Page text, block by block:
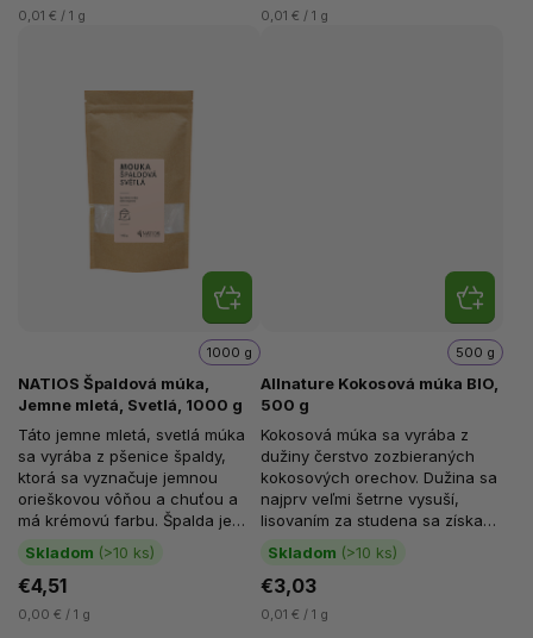
0,01 € / 1 g 0,01 € / 1 g
NATIOS Špaldová múka,
Jemne mletá, Svetlá, 1000 g
Skladom (>10 ks)
1000 g
€4,51
0,00 € / 1 g
Táto jemne mletá, svetlá múka
sa vyrába z pšenice špaldy,
ktorá sa vyznačuje jemnou
orieškovou vôňou a chuťou a
má krémovú farbu. Špalda je
jedným z najstarších obilnín,
ktoré...
Allnature Kokosová múka BIO,
500 g
Skladom (>10 ks)
500 g
€3,03
0,01 € / 1 g
Kokosová múka sa vyrába z
dužiny čerstvo zozbieraných
kokosových orechov. Dužina sa
najprv veľmi šetrne vysuší,
lisovaním za studena sa získava
kokosový olej a potom
nasleduje...